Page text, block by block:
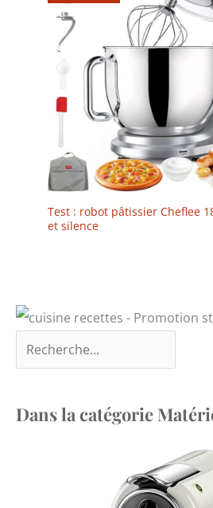
Test : robot pâtissier Cheflee
et silence
Dans la catégorie